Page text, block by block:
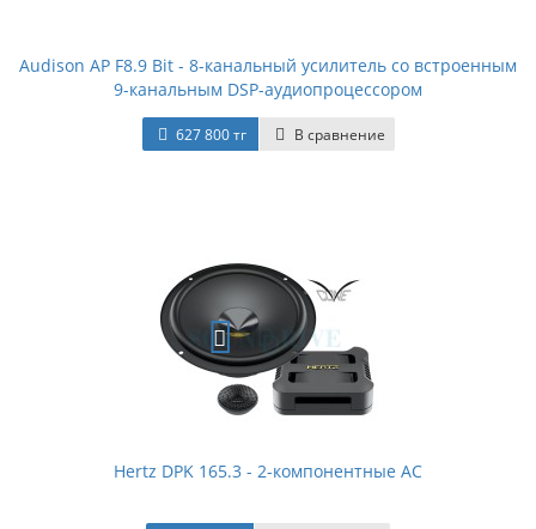
Audison AP F8.9 Bit - 8-канальный усилитель со встроенным
9-канальным DSP-аудиопроцессором
627 800 тг В сравнение
Hertz DPK 165.3 - 2-компонентные АС